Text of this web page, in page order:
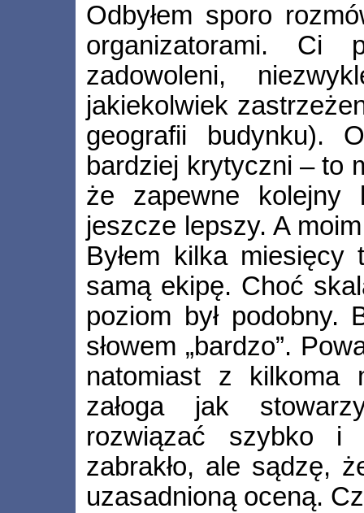
Odbyłem sporo
organizatorami. Ci
zadowoleni,
jakiekolwiek
geografii budynku).
bardziej krytyczni – to
że zapewne kolejny
jeszcze lepszy. A
Byłem kilka
samą ekipę. Choć
poziom był podobny.
słowem „bardzo”.
natomiast z kilkoma
załoga jak
rozwiązać szybko i
zabrakło, ale sądzę,
uzasadnioną oceną.